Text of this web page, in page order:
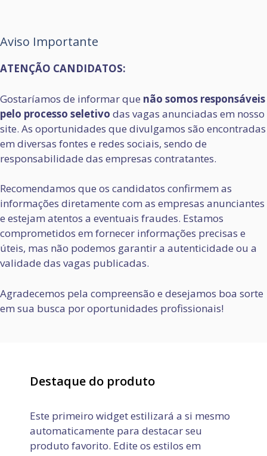
Aviso Importante
ATENÇÃO CANDIDATOS:
Gostaríamos de informar que não somos responsáveis
pelo processo seletivo das vagas anunciadas em nosso
site. As oportunidades que divulgamos são encontradas
em diversas fontes e redes sociais, sendo de
responsabilidade das empresas contratantes.
Recomendamos que os candidatos confirmem as
informações diretamente com as empresas anunciantes
e estejam atentos a eventuais fraudes. Estamos
comprometidos em fornecer informações precisas e
úteis, mas não podemos garantir a autenticidade ou a
validade das vagas publicadas.
Agradecemos pela compreensão e desejamos boa sorte
em sua busca por oportunidades profissionais!
Destaque do produto
Este primeiro widget estilizará a si mesmo
automaticamente para destacar seu
produto favorito. Edite os estilos em